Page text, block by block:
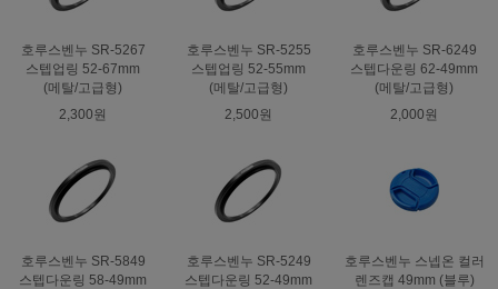
호루스벤누 SR-5267
스텝업링 52-67mm
(메탈/고급형)
2,300원
호루스벤누 SR-5255
스텝업링 52-55mm
(메탈/고급형)
2,500원
호루스벤누 SR-6249
스텝다운링 62-49mm
(메탈/고급형)
2,000원
호루스벤누 SR-5849
스텝다운링 58-49mm
호루스벤누 SR-5249
스텝다운링 52-49mm
호루스벤누 스넵온 컬러
렌즈캡 49mm (블루)